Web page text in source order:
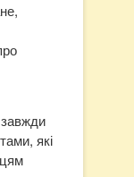
які